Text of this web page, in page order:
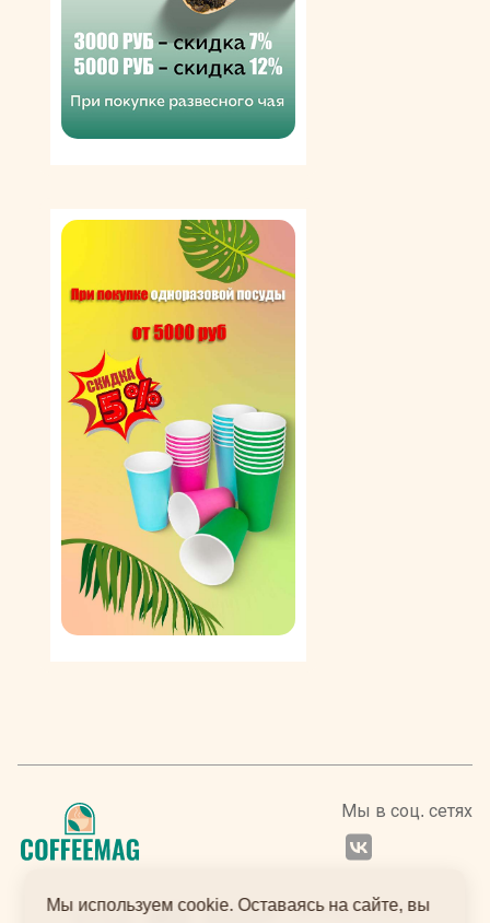
многовековые итальянские традиции. Макаронные
изделия с классическим вкусом продаются сегодня в
80 странах мира. В Россию они поставляются с 1995
года и пользуются неизменным спросом у
потребителей. Их можно использовать для создания
гарниров и самостоятельных блюд, добавлять в супы,
Мы в соц. сетях
Мы используем cookie. Оставаясь на сайте, вы